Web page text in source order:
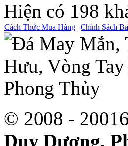
Hiện có 198
Cách Thức Mua Hàng | Chính Sách
© 2008 -
Duy Dương,